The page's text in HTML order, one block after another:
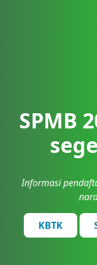
SPMB
Informasi
KBTK